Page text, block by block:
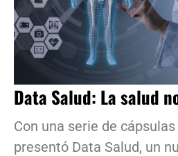
Data Salud: La salud
Con una serie de
presentó Data Salud, un